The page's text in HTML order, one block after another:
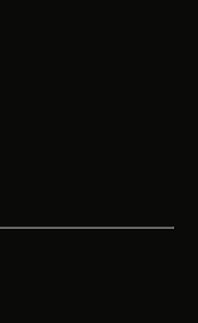
in a new tab
tab